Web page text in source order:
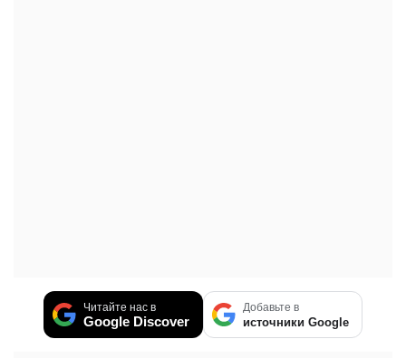
Читайте нас в
Google Discover
Добавьте в
источники Google